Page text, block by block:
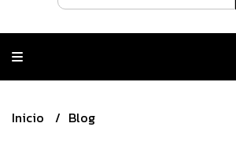
Inicio Blog